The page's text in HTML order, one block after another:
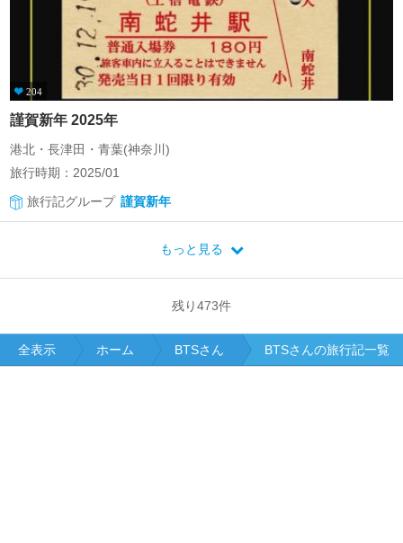
204
謹賀新年 2025年
港北・長津田・青葉(神奈川)
旅行時期：2025/01
旅行記グループ 謹賀新年
もっと見る
残り473件
全表示 ホーム BTSさん BTSさんの旅行記一覧